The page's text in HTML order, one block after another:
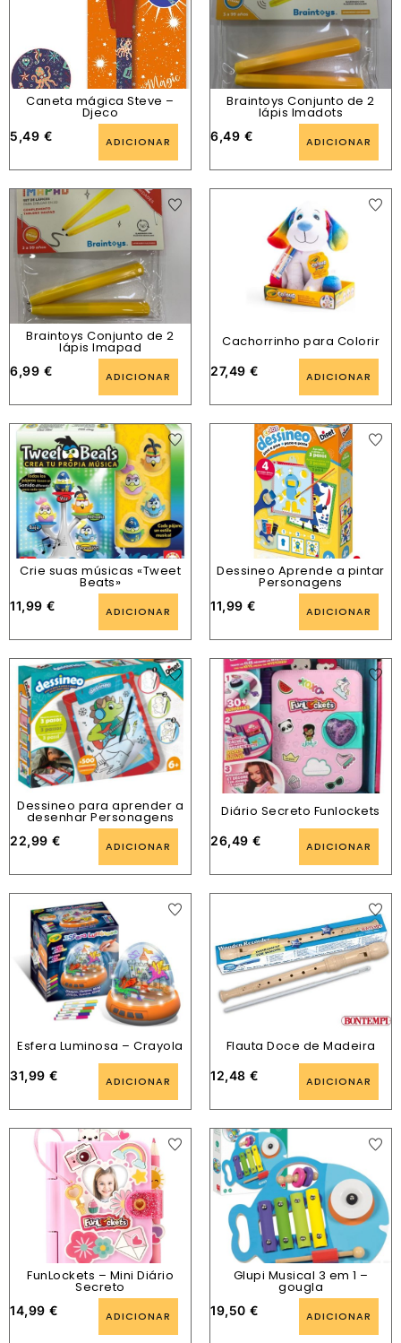
Caneta mágica Steve –
Djeco
5,49 € ADICIONAR
Braintoys Conjunto de 2
lápis Imadots
6,49 € ADICIONAR
Braintoys Conjunto de 2
lápis Imapad
6,99 € ADICIONAR
Cachorrinho para Colorir
27,49 € ADICIONAR
Crie suas músicas «Tweet
Beats»
11,99 € ADICIONAR
Dessineo Aprende a pintar
Personagens
11,99 € ADICIONAR
Dessineo para aprender a
desenhar Personagens
22,99 € ADICIONAR
Diário Secreto Funlockets
26,49 € ADICIONAR
Esfera Luminosa – Crayola
31,99 € ADICIONAR
Flauta Doce de Madeira
12,48 € ADICIONAR
FunLockets – Mini Diário
Secreto
14,99 € ADICIONAR
Glupi Musical 3 em 1 –
gougla
19,50 € ADICIONAR